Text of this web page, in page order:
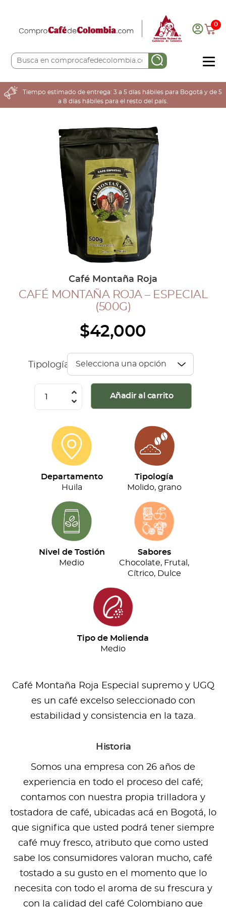
0
COMPRA AQUÍ
COLOMBIA CAFETERA
COLECCIÓN CAFETERA
INGRESAR
Cerrar Sesión
Tiempo estimado de entrega: 3 a 5 días hábiles para Bogotá y de 5
a 8 días hábiles para el resto del país.
Café Montaña Roja
CAFÉ MONTAÑA ROJA – ESPECIAL
(500G)
$42,000
Tipología
Especial
(500g)
cantidad
Añadir al carrito
Departamento
Huila
Tipología
Molido, grano
Nivel de Tostión
Medio
Sabores
Chocolate, Frutal,
Cítrico, Dulce
Tipo de Molienda
Medio
Café Montaña Roja Especial supremo y UGQ
es un café excelso seleccionado con
estabilidad y consistencia en la taza.
Historia
Somos una empresa con 26 años de
experiencia en todo el proceso del café;
contamos con nuestra propia trilladora y
tostadora de café, ubicadas acá en Bogotá, lo
que significa que usted podrá tener siempre
café muy fresco, atributo que como usted
sabe los consumidores valoran mucho, café
tostado a su gusto en el momento que lo
necesita con todo el aroma de su frescura y
con la calidad del café Colombiano que